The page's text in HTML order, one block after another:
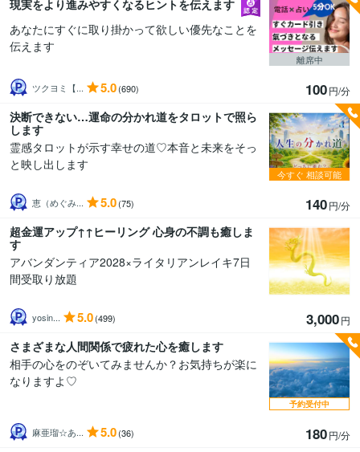
現実をより進みやすくなるヒントを伝えます
あなたにすぐに取り掛かって欲しい優先なことを
伝えます
ツクヨミ【... 5.0(690) 100円/分
離席中
決断できない…運命の分かれ道をタロットで照ら
します
霊感タロットが示す幸せの道♡本音と未来をそっ
と映し出します
恵（めぐみ... 5.0(75) 140円/分
今すぐ 相談可能
超金運アップ↑↑ヒーリング 心身の不調も癒しま
す
アバンダンティア2028×ライタリアンレイキ7日
間受取り放題
yosin... 5.0(499) 3,000円
さまざまな人間関係で疲れた心を癒します
相手の心をのぞいてみませんか？お気持ちが楽に
なりますよ♡
麻亜瑠☆あ... 5.0(36) 180円/分
予約受付中